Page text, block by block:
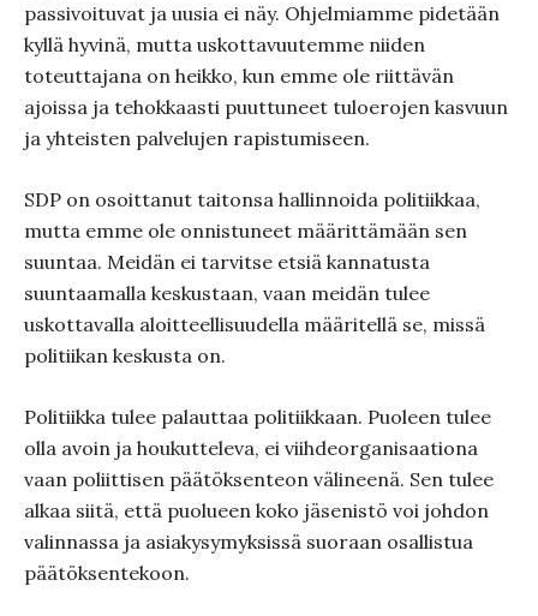
passivoituvat ja uusia ei näy. Ohjelmiamme pidetään
kyllä hyvinä, mutta uskottavuutemme niiden
toteuttajana on heikko, kun emme ole riittävän
ajoissa ja tehokkaasti puuttuneet tuloerojen kasvuun
ja yhteisten palvelujen rapistumiseen.
SDP on osoittanut taitonsa hallinnoida politiikkaa,
mutta emme ole onnistuneet määrittämään sen
suuntaa. Meidän ei tarvitse etsiä kannatusta
suuntaamalla keskustaan, vaan meidän tulee
uskottavalla aloitteellisuudella määritellä se, missä
politiikan keskusta on.
Politiikka tulee palauttaa politiikkaan. Puoleen tulee
olla avoin ja houkutteleva, ei viihdeorganisaationa
vaan poliittisen päätöksenteon välineenä. Sen tulee
alkaa siitä, että puolueen koko jäsenistö voi johdon
valinnassa ja asiakysymyksissä suoraan osallistua
päätöksentekoon.